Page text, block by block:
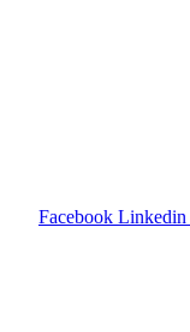
Facebook Linkedin